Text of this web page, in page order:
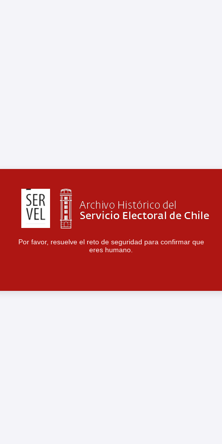
Por favor, resuelve el reto de seguridad para confirmar que
eres humano.